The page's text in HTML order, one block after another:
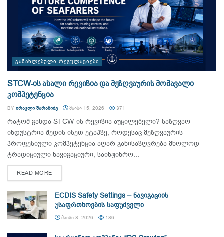
ᲒᲐᲜᲐᲮᲚᲔᲑᲣᲚᲘ ᲠᲔᲒᲣᲚᲐᲪᲘᲔᲑᲘ
STCW-ის ახალი რევიზია და მეზღვაურის მომავალი
კომპეტენცია
BY ᲘᲠᲐᲙᲚᲘ ᲨᲐᲠᲐᲑᲘᲫᲔ ᲛᲐᲘᲡᲘ 15, 2026 371
რატომ გახდა STCW-ის რევიზია აუცილებელი? საზღვაო
ინდუსტრია შედის ისეთ ეტაპზე, როდესაც მეზღვაურის
პროფესიული კომპეტენცია აღარ განისაზღვრება მხოლოდ
ტრადიციული ნავიგაციური, საინჟინრო...
READ MOREDETAILS
ECDIS Safety Settings – ნავიგაციის
უსაფრთხოების საფუძველი
ᲛᲐᲘᲡᲘ 8, 2026 186